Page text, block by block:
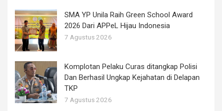
SMA YP Unila Raih Green School Award
2026 Dari APPeL Hijau Indonesia
7 Agustus 2026
Komplotan Pelaku Curas ditangkap Polisi
Dan Berhasil Ungkap Kejahatan di Delapan
TKP
7 Agustus 2026